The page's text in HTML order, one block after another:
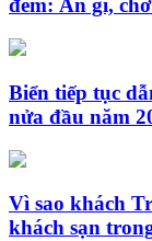
đêm: Ăn gì,
Biển tiếp tục
nửa đầu năm
Vì sao khách
khách sạn